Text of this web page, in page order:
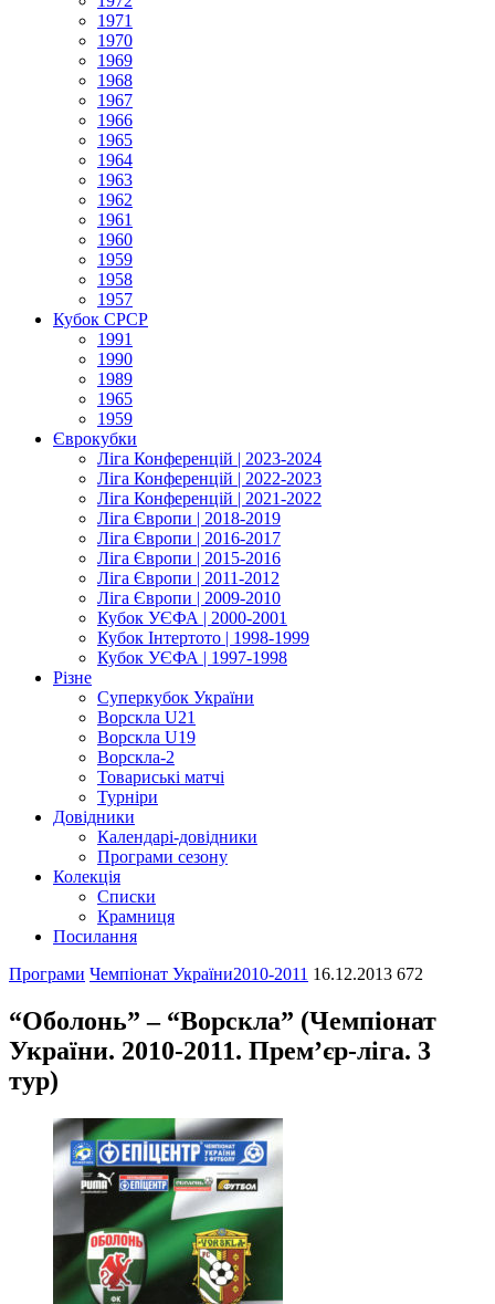
1971
1970
1969
1968
1967
1966
1965
1964
1963
1962
1961
1960
1959
1958
1957
Кубок СРСР
1991
1990
1989
1965
1959
Єврокубки
Ліга Конференцій | 2023-2024
Ліга Конференцій | 2022-2023
Ліга Конференцій | 2021-2022
Ліга Європи | 2018-2019
Ліга Європи | 2016-2017
Ліга Європи | 2015-2016
Ліга Європи | 2011-2012
Ліга Європи | 2009-2010
Кубок УЄФА | 2000-2001
Кубок Інтертото | 1998-1999
Кубок УЄФА | 1997-1998
Різне
Суперкубок України
Ворскла U21
Ворскла U19
Ворскла-2
Товариські матчі
Турніри
Довідники
Календарі-довідники
Програми сезону
Колекція
Списки
Крамниця
Посилання
Програми Чемпіонат України2010-2011 16.12.2013 672
“Оболонь” – “Ворскла” (Чемпіонат
України. 2010-2011. Прем’єр-ліга. 3
тур)